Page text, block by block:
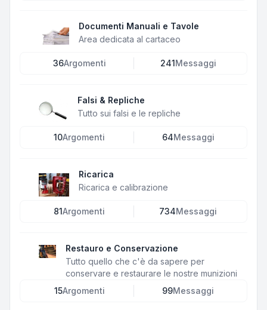
Documenti Manuali e Tavole
Area dedicata al cartaceo
36Argomenti 241 Messaggi
Falsi & Repliche
Tutto sui falsi e le repliche
10Argomenti 64Messaggi
Ricarica
Ricarica e calibrazione
81Argomenti 734Messaggi
Restauro e Conservazione
Tutto quello che c'è da sapere per
conservare e restaurare le nostre munizioni
15Argomenti 99Messaggi